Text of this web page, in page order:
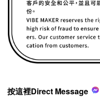
按這裡Direct Message